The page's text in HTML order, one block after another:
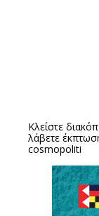
Κλείστε
λάβετε
cosmopoliti